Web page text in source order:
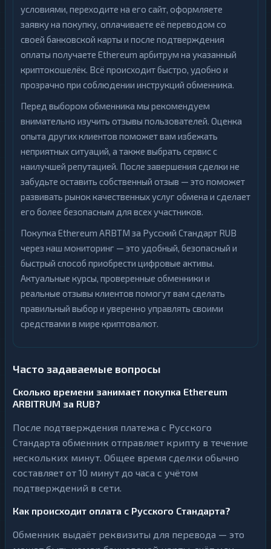
условиями, переходите на его сайт, оформляете
заявку на покупку, оплачиваете её переводом со
своей банковской карты и после подтверждения
оплаты получаете Ethereum арбитрум на указанный
криптокошелёк. Всё происходит быстро, удобно и
прозрачно при соблюдении инструкций обменника.
Перед выбором обменника мы рекомендуем
внимательно изучить отзывы пользователей. Оценка
опыта других клиентов поможет вам избежать
неприятных ситуаций, а также выбрать сервис с
наилучшей репутацией. После завершения сделки не
забудьте оставить собственный отзыв — это поможет
развивать рынок качественных услуг обмена и сделает
его более безопасным для всех участников.
Покупка Ethereum ARBTM за Русский Стандарт RUB
через наш мониторинг — это удобный, безопасный и
быстрый способ приобрести цифровые активы.
Актуальные курсы, проверенные обменники и
реальные отзывы клиентов помогут вам сделать
правильный выбор и уверенно управлять своими
средствами в мире криптовалют.
Часто задаваемые вопросы
Сколько времени занимает покупка Ethereum
ARBITRUM за RUB?
После подтверждения платежа с Русского
Стандарта обменник отправляет крипту в течение
нескольких минут. Общее время сделки обычно
составляет от 10 минут до часа с учётом
подтверждений в сети.
Как происходит оплата с Русского Стандарта?
Обменник выдаёт реквизиты для перевода — это